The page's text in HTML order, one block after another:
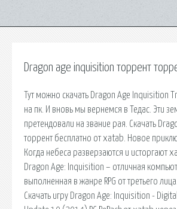
Dragon age inquisition торрент
Тут можно скачать Dragon Age Inquisition
на пк. И вновь мы вернемся в Тедас. Эти
претендовали на звание рая. Скачать
торрент бесплатно от xatab. Новое
Когда небеса разверзаются и исторгают
Dragon Age: Inquisition – отличная
выполненная в жанре RPG от третьего
Скачать игру Dragon Age: Inquisition -